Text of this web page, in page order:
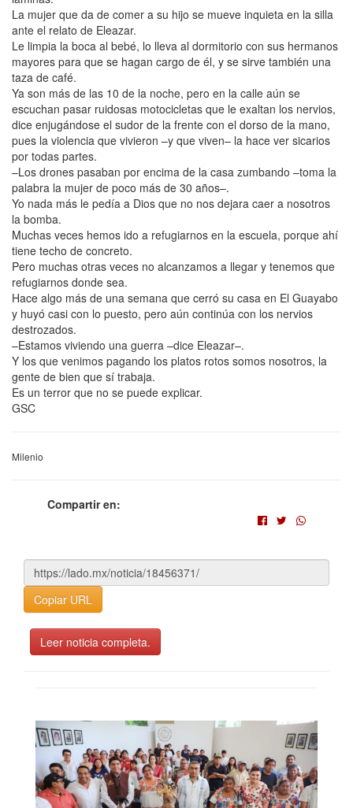
La mujer que da de comer a su hijo se mueve inquieta en la silla
ante el relato de Eleazar.
Le limpia la boca al bebé, lo lleva al dormitorio con sus hermanos
mayores para que se hagan cargo de él, y se sirve también una
taza de café.
Ya son más de las 10 de la noche, pero en la calle aún se
escuchan pasar ruidosas motocicletas que le exaltan los nervios,
dice enjugándose el sudor de la frente con el dorso de la mano,
pues la violencia que vivieron –y que viven– la hace ver sicarios
por todas partes.
–Los drones pasaban por encima de la casa zumbando –toma la
palabra la mujer de poco más de 30 años–.
Yo nada más le pedía a Dios que no nos dejara caer a nosotros
la bomba.
Muchas veces hemos ido a refugiarnos en la escuela, porque ahí
tiene techo de concreto.
Pero muchas otras veces no alcanzamos a llegar y tenemos que
refugiarnos donde sea.
Hace algo más de una semana que cerró su casa en El Guayabo
y huyó casi con lo puesto, pero aún continúa con los nervios
destrozados.
–Estamos viviendo una guerra –dice Eleazar–.
Y los que venimos pagando los platos rotos somos nosotros, la
gente de bien que sí trabaja.
Es un terror que no se puede explicar.
GSC
Milenio
Compartir en:
Copiar URL
Leer noticia completa.